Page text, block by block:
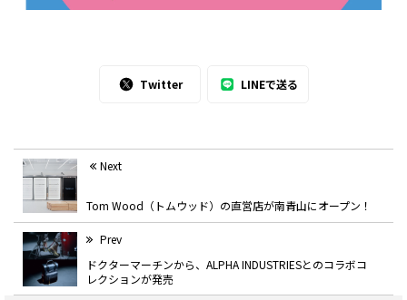
Twitter LINEで送る
Next
Tom Wood（トムウッド）の直営店が南青山にオープン！
Prev
ドクターマーチンから、ALPHA INDUSTRIESとのコラボコ
レクションが発売